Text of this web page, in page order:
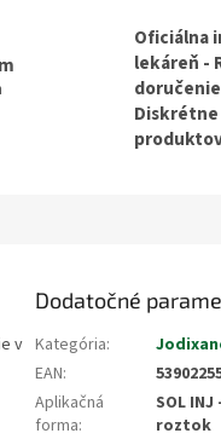
Oficiálna
lekáreň -
v
Dodatočné
Kategória:
EAN:
Aplikačná
forma:
SOL
roztok